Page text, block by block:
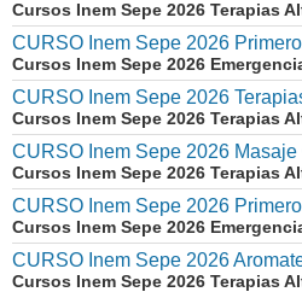
Cursos Inem Sepe 2026 Terapias
CURSO Inem Sepe 2026
Cursos Inem Sepe 2026
CURSO Inem Sepe 2026
Cursos Inem Sepe 2026 Terapias
CURSO Inem Sepe 2026 Masaje
Cursos Inem Sepe 2026 Terapias
CURSO Inem Sepe 2026
Cursos Inem Sepe 2026
CURSO Inem Sepe 2026
Cursos Inem Sepe 2026 Terapias